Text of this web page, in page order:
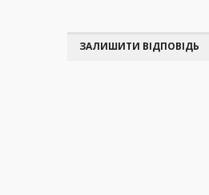
ЗАЛИШИТИ ВІДПОВІДЬ